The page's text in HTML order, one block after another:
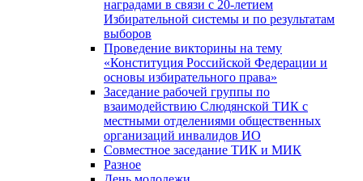
наградами в связи с 20-летием
Избирательной системы и по результатам
выборов
Проведение викторины на тему
«Конституция Российской Федерации и
основы избирательного права»
Заседание рабочей группы по
взаимодействию Слюдянской ТИК с
местными отделениями общественных
организаций инвалидов ИО
Совместное заседание ТИК и МИК
Разное